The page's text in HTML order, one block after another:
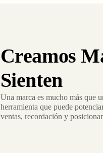
Creamos
Sienten
Una marca es mucho más que
herramienta que puede
ventas, recordación y